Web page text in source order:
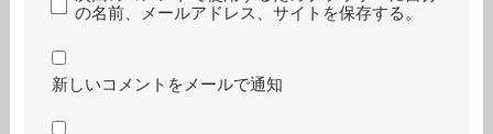
の名前、メールアドレス、サイトを保存する。
新しいコメントをメールで通知